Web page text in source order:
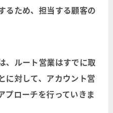
るため、担当する顧客の
、ルート営業はすでに取
に対して、アカウント営
プローチを行っていきま